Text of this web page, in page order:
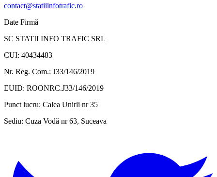
contact@statiiinfotrafic.ro
Date Firmă
SC STATII INFO TRAFIC SRL
CUI: 40434483
Nr. Reg. Com.: J33/146/2019
EUID: ROONRC.J33/146/2019
Punct lucru: Calea Unirii nr 35
Sediu: Cuza Vodă nr 63, Suceava